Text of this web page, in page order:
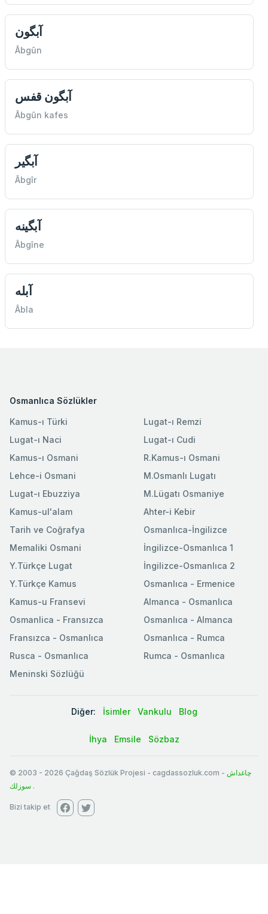
آبگون
Âbgûn
آبگون قفس
Âbgûn kafes
آبگیر
Âbgîr
آبگينه
Âbgîne
آبله
Âbla
Osmanlıca Sözlükler
Kamus-ı Türki
Lugat-ı Naci
Kamus-ı Osmani
Lehce-i Osmani
Lugat-ı Ebuzziya
Lugat-ı Remzi
Lugat-ı Cudi
R.Kamus-ı Osmani
M.Osmanlı Lugatı
M.Lügatı Osmaniye
Kamus-ul'alam
Tarih ve Coğrafya
Memaliki Osmani
Y.Türkçe Lugat
Y.Türkçe Kamus
Ahter-i Kebir
Osmanlıca-İngilizce
İngilizce-Osmanlıca 1
İngilizce-Osmanlıca 2
Osmanlıca - Ermenice
Kamus-u Fransevi
Osmanlica - Fransızca
Fransızca - Osmanlıca
Rusca - Osmanlıca
Meninski Sözlüğü
Almanca - Osmanlıca
Osmanlıca - Almanca
Osmanlıca - Rumca
Rumca - Osmanlıca
Diğer: İsimler Vankulu Blog
İhya Emsile Sözbaz
© 2003 - 2026 Çağdaş Sözlük Projesi - cagdassozluk.com - چاغداش
سوزلك .
Bizi takip et